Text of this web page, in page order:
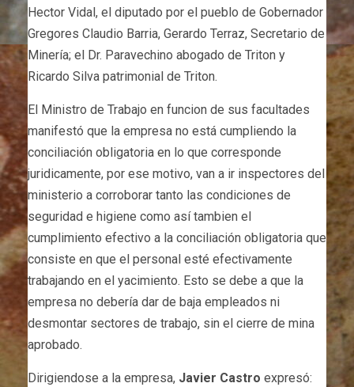
Hector Vidal, el diputado por el pueblo de Gobernador
Gregores Claudio Barria, Gerardo Terraz, Secretario de
Minería; el Dr. Paravechino abogado de Triton y
Ricardo Silva patrimonial de Triton.
El Ministro de Trabajo en funcion de sus facultades
manifestó que la empresa no está cumpliendo la
conciliación obligatoria en lo que corresponde
juridicamente, por ese motivo, van a ir inspectores del
ministerio a corroborar tanto las condiciones de
seguridad e higiene como así tambien el
cumplimiento efectivo a la conciliación obligatoria que
consiste en que el personal esté efectivamente
trabajando en el yacimiento. Esto se debe a que la
empresa no debería dar de baja empleados ni
desmontar sectores de trabajo, sin el cierre de mina
aprobado.
Dirigiendose a la empresa, Javier Castro expresó: